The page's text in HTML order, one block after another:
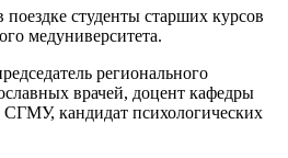
студенты старших курсов
медуниверситета.
регионального
врачей, доцент кафедры
кандидат психологических